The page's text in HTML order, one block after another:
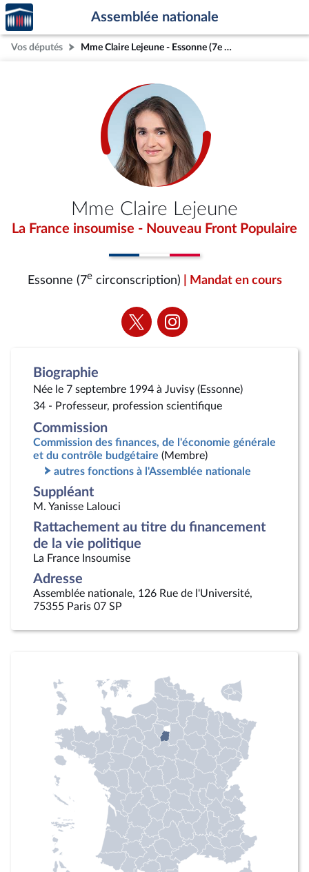
Aller au contenu
Aller en bas de la page
Accèder
à la
page
d'accueil
Assemblée nationale
Vos députés Mme Claire Lejeune - Essonne (7e circonscription)
Mme Claire Lejeune
La France insoumise - Nouveau Front Populaire
Essonne (7ecirconscription) | Mandat en cours
Voir
la
Voir
la
Biographie
Née le 7 septembre 1994 à Juvisy (Essonne)
34 - Professeur, profession scientifique
Commission
Commission des finances, de l'économie générale
et du contrôle budgétaire (Membre)
autres fonctions à l'Assemblée nationale
Suppléant
M. Yanisse Lalouci
Rattachement au titre du financement
de la vie politique
La France Insoumise
Adresse
Assemblée nationale, 126 Rue de l'Université,
75355 Paris 07 SP